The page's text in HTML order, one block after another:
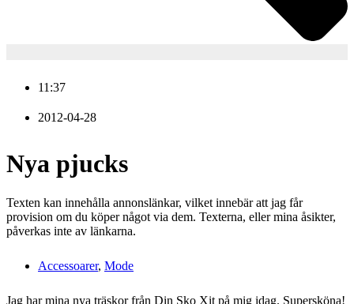
11:37
2012-04-28
Nya pjucks
Texten kan innehålla annonslänkar, vilket innebär att jag får
provision om du köper något via dem. Texterna, eller mina åsikter,
påverkas inte av länkarna.
Accessoarer, Mode
Jag har mina nya träskor från Din Sko Xit på mig idag. Supersköna!